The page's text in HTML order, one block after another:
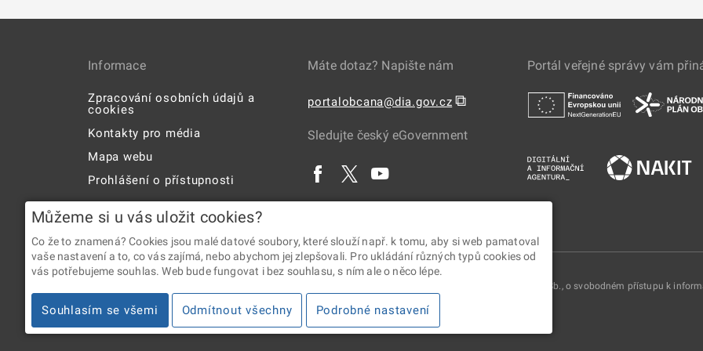
Informace
Zpracování osobních údajů a
cookies
Kontakty pro média
Mapa webu
Prohlášení o přístupnosti
Máte dotaz? Napište nám
portalobcana@dia.gov.cz ⧉
Sledujte český eGovernment
Portál veřejné správy vám
2026 © Digitální a informační agentura • Informace jsou poskytovány v souladu se zákonem č. 106/1999 Sb., o svobodném přístupu k
Můžeme si u vás uložit cookies?
Co že to znamená? Cookies jsou malé datové soubory, které slouží např. k tomu, aby si web pamatoval
vaše nastavení a to, co vás zajímá, nebo abychom jej zlepšovali. Pro ukládání různých typů cookies od
vás potřebujeme souhlas. Web bude fungovat i bez souhlasu, s ním ale o něco lépe.
Souhlasím se všemi Odmítnout všechny Podrobné nastavení